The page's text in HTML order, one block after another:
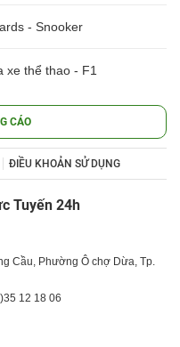
- Snooker
xe thể thao - F1
CÁO
ĐIỀU KHOẢN SỬ DỤNG
Tuyến 24h
Cầu, Phường Ô chợ Dừa, Tp.
35 12 18 06